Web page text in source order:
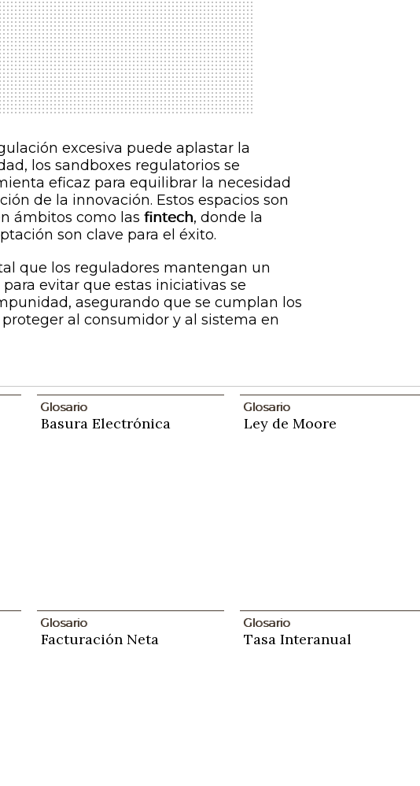
excesiva puede aplastar la
los sandboxes regulatorios se
eficaz para equilibrar la necesidad
de la innovación. Estos espacios son
ámbitos como las fintech, donde la
son clave para el éxito.
que los reguladores mantengan un
evitar que estas iniciativas se
asegurando que se cumplan los
al consumidor y al sistema en
Glosario
Basura Electrónica
Glosario
Ley de Moore
Glosario
Facturación Neta
Glosario
Tasa Interanual